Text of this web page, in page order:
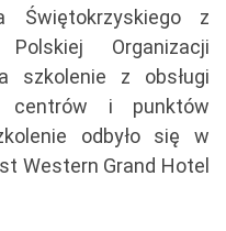
Świętokrzyskiego z
Organizacji
szkolenie z obsługi
centrów i punktów
odbyło się w
Western Grand Hotel